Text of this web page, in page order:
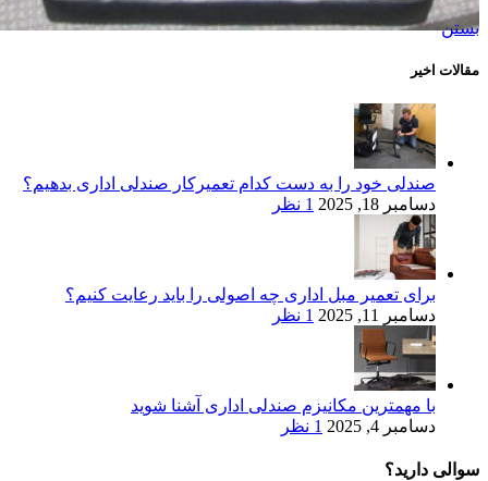
بستن
مقالات اخیر
صندلی خود را به دست کدام تعمیرکار صندلی اداری بدهیم؟
دسامبر 18, 2025
1 نظر
برای تعمیر مبل اداری چه اصولی را باید رعایت کنیم؟
دسامبر 11, 2025
1 نظر
با مهمترین مکانیزم صندلی اداری آشنا شوید
دسامبر 4, 2025
1 نظر
سوالی دارید؟